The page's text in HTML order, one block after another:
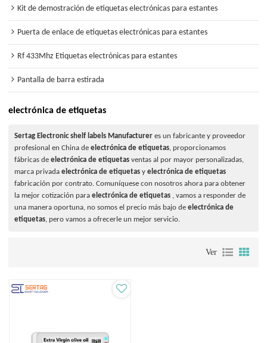
Kit de demostración de etiquetas electrónicas para estantes
Puerta de enlace de etiquetas electrónicas para estantes
Rf 433Mhz Etiquetas electrónicas para estantes
Pantalla de barra estirada
electrónica de etiquetas
Sertag Electronic shelf labels Manufacturer es un fabricante y proveedor
profesional en China deelectrónica de etiquetas, proporcionamos
fábricas deelectrónica de etiquetas ventas al por mayor personalizadas,
marca privadaelectrónica de etiquetas yelectrónica de etiquetas
fabricación por contrato. Comuníquese con nosotros ahora para obtener
la mejor cotización paraelectrónica de etiquetas , vamos a responder de
una manera oportuna, no somos el precio más bajo deelectrónica de
etiquetas, pero vamos a ofrecerle un mejor servicio.
Ver